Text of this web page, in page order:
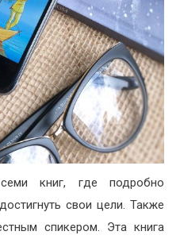
книг, где подробно
свои цели. Также
спикером. Эта книга